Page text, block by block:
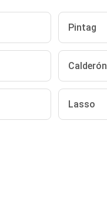
Pintag
Calderón
Lasso